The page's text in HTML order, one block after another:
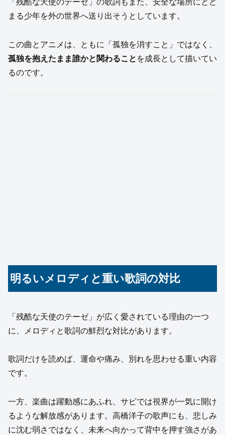
「残酷な天使のテーゼ」の歌詞もまた、安全な場所にとど
まる少年を外の世界へ送り出そうとしています。
この曲とアニメは、ともに「孤独を消すこと」ではなく、
孤独を抱えたまま誰かと関わること を成長として描いてい
るのです。
明るいメロディと重い歌詞の対比
「残酷な天使のテーゼ」が広く愛されている理由の一つ
に、メロディと歌詞の鮮烈な対比があります。
歌詞だけを読めば、運命や痛み、別れを思わせる重い内容
です。
一方、楽曲は躍動感にあふれ、サビでは視界が一気に開け
るような解放感があります。高橋洋子の歌声にも、悲しみ
に沈む弱さではなく、未来へ向かって背中を押す強さがあ